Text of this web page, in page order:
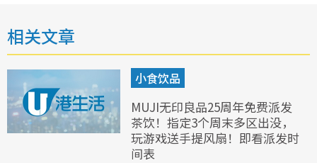
相关文章
小食饮品
MUJI无印良品25周年免费派发
茶饮！指定3个周末多区出没，
玩游戏送手提风扇！即看派发时
间表